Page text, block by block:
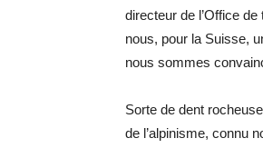
directeur de l’Office
nous, pour la Suisse,
nous sommes
Sorte de dent
de l’alpinisme, connu